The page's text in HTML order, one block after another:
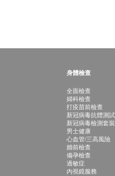
身體檢查
全面檢查
婦科檢查
打疫苗前檢查
新冠病毒抗體測試
新冠病毒檢測套裝
男士健康
心血管/三高風險
婚前檢查
備孕檢查
過敏症
內視鏡服務